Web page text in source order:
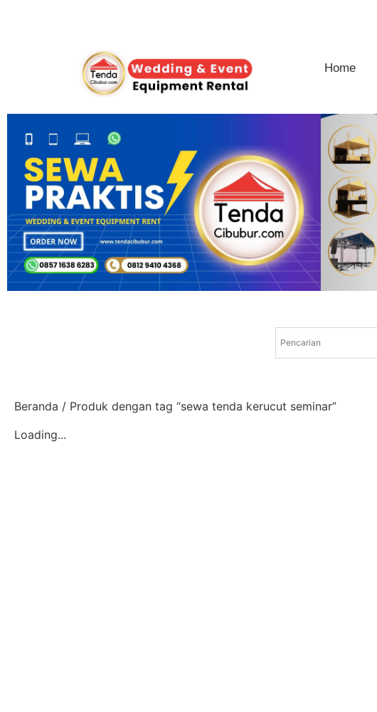
Home
Beranda / Produk dengan tag “sewa tenda kerucut seminar”
Loading...